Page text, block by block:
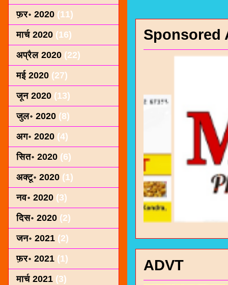
Sponsored
ADVT
फ़र॰ 2020 (11)
मार्च 2020 (16)
अप्रैल 2020 (22)
मई 2020 (27)
जून 2020 (13)
जुल॰ 2020 (8)
अग॰ 2020 (4)
सित॰ 2020 (6)
अक्टू॰ 2020 (1)
नव॰ 2020 (3)
दिस॰ 2020 (2)
जन॰ 2021 (2)
फ़र॰ 2021 (1)
मार्च 2021 (3)